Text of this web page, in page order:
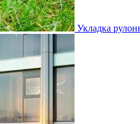
Укладка